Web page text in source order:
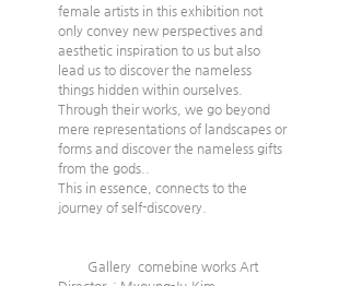
female artists in this exhibition not
only convey new perspectives and
aesthetic inspiration to us but also
lead us to discover the nameless
things hidden within ourselves.
Through their works, we go beyond
mere representations of landscapes or
forms and discover the nameless gifts
from the gods..
This in essence, connects to the
journey of self-discovery.